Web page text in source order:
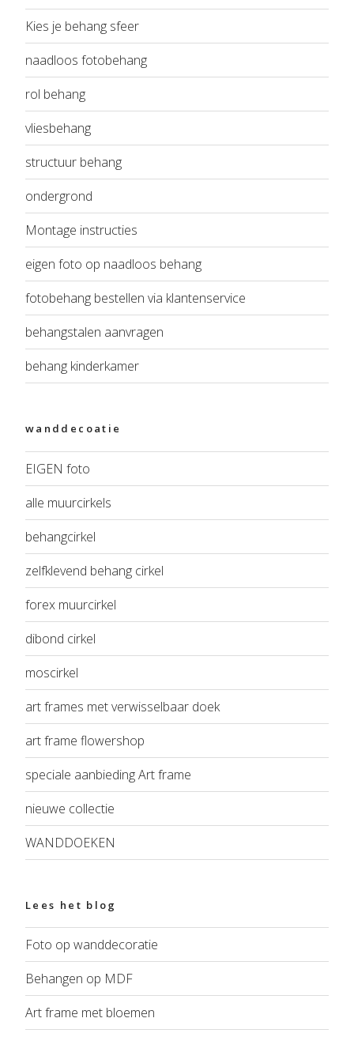
Kies je behang sfeer
naadloos fotobehang
rol behang
vliesbehang
structuur behang
ondergrond
Montage instructies
eigen foto op naadloos behang
fotobehang bestellen via klantenservice
behangstalen aanvragen
behang kinderkamer
wanddecoatie
EIGEN foto
alle muurcirkels
behangcirkel
zelfklevend behang cirkel
forex muurcirkel
dibond cirkel
moscirkel
art frames met verwisselbaar doek
art frame flowershop
speciale aanbieding Art frame
nieuwe collectie
WANDDOEKEN
Lees het blog
Foto op wanddecoratie
Behangen op MDF
Art frame met bloemen